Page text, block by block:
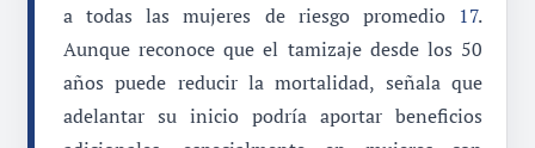
a todas las mujeres de riesgo promedio 17.
Aunque reconoce que el tamizaje desde los 50
años puede reducir la mortalidad, señala que
adelantar su inicio podría aportar beneficios